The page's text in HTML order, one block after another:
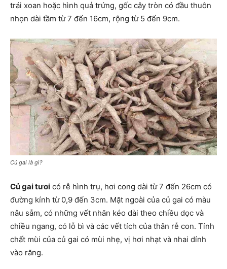
trái xoan hoặc hình quả trứng, gốc cây tròn có đầu thuôn
nhọn dài tầm từ 7 đến 16cm, rộng từ 5 đến 9cm.
Củ gai là gì?
Củ gai tươi có rễ hình trụ, hơi cong dài từ 7 đến 26cm có
đường kính từ 0,9 đến 3cm. Mặt ngoài của củ gai có màu
nâu sẫm, có những vết nhăn kéo dài theo chiều dọc và
chiều ngang, có lỗ bì và các vết tích của thân rễ con. Tính
chất mùi của củ gai có mùi nhẹ, vị hơi nhạt và nhai dính
vào răng.